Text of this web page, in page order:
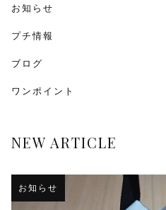
お知らせ
プチ情報
ブログ
ワンポイント
NEW ARTICLE
お知らせ